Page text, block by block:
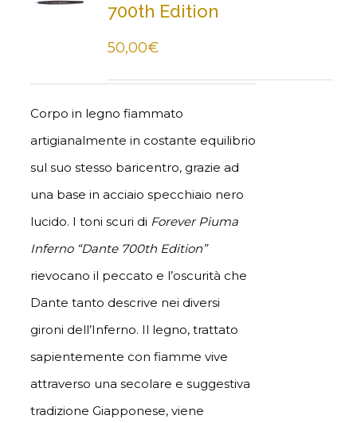
700th Edition
50,00€
Corpo in legno fiammato
artigianalmente in costante equilibrio
sul suo stesso baricentro, grazie ad
una base in acciaio specchiaio nero
lucido. I toni scuri di Forever Piuma
Inferno “Dante 700th Edition”
rievocano il peccato e l’oscurità che
Dante tanto descrive nei diversi
gironi dell’Inferno. Il legno, trattato
sapientemente con fiamme vive
attraverso una secolare e suggestiva
tradizione Giapponese, viene